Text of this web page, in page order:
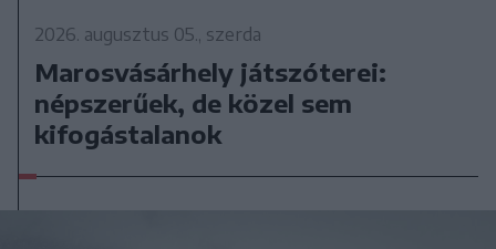
2026. augusztus 05., szerda
Marosvásárhely játszóterei:
népszerűek, de közel sem
kifogástalanok